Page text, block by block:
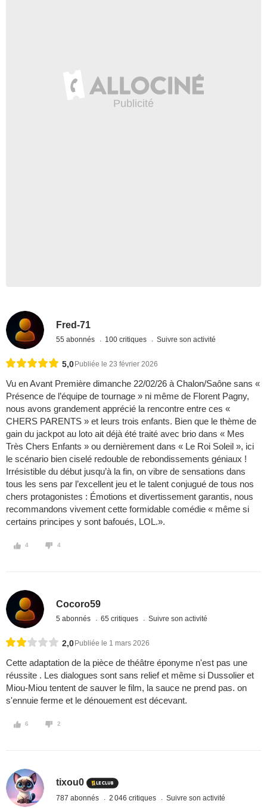
Fred-71
55 abonnés 100 critiques Suivre son activité
5,0 Publiée le 23 février 2026
Vu en Avant Première dimanche 22/02/26 à Chalon/Saône sans «
Présence de l’équipe de tournage » ni même de Florent Pagny,
nous avons grandement apprécié la rencontre entre ces «
CHERS PARENTS » et leurs trois enfants. Bien que le thème de
gain du jackpot au loto ait déjà été traité avec brio dans « Mes
Très Chers Enfants » ou dernièrement dans « Le Roi Soleil », ici
le scénario bien ciselé redouble de rebondissements géniaux !
Irrésistible du début jusqu’à la fin, on vibre de sensations dans
tous les sens par l’excellent jeu et le talent conjugué de tous nos
chers protagonistes : Émotions et divertissement garantis, nous
recommandons vivement cette formidable comédie « même si
certains principes y sont bafoués, LOL.».
4 4
Cocoro59
5 abonnés 65 critiques Suivre son activité
2,0 Publiée le 1 mars 2026
Cette adaptation de la pièce de théâtre éponyme n'est pas une
réussite . Les dialogues sont sans relief et même si Dussolier et
Miou-Miou tentent de sauver le film, la sauce ne prend pas. on
s'ennuie ferme et le dénouement est décevant.
6 2
tixou0
787 abonnés 2 046 critiques Suivre son activité